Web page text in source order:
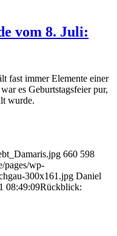
vom 8. Juli:
fast immer Elemente einer
es Geburtstagsfeier pur,
wurde.
660 598
pages/wp-
300x161.jpg Daniel
08:49:09Rückblick: